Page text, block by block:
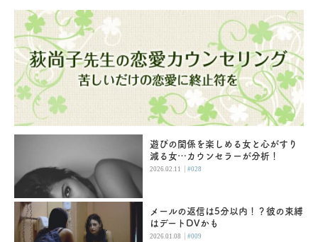
遊びの関係を楽しめる女と心がすり
減る女…カウンセラーが分析！
2026.02.11 |#028
メールの返信は5分以内！？彼の束縛
はデートDVかも
2026.01.08 |#009